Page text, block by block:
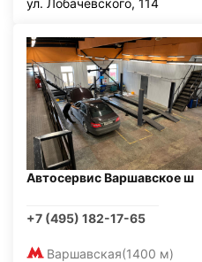
ул. Лобачевского, 114
Автосервис Варшавское ш
+7 (495) 182-17-65
Варшавская(1400 м)